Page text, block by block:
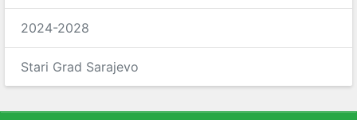
2024-2028
Stari Grad Sarajevo